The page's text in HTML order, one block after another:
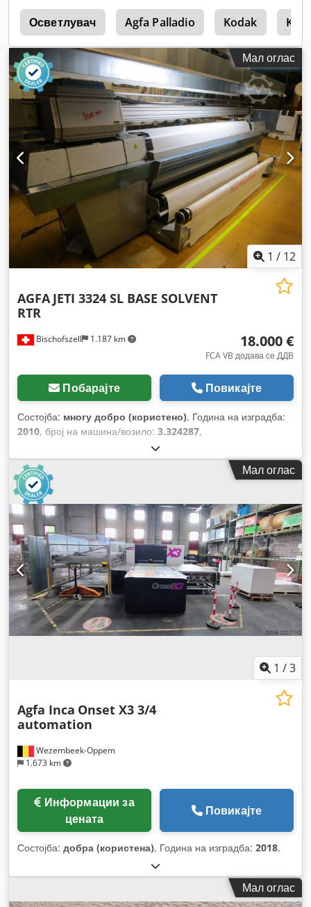
Осветлувач Agfa Palladio Kodak
Мал оглас
1 / 12
Bischofszell 1.187 km
AGFA JETI 3324 SL BASE SOLVENT
RTR
18.000 €
FCA VB додава се ДДВ
Побарајте Повикајте
Состојба: многу добро (користено), Година на изградба:
2010, број на машина/возило: 3.324287,
Мал оглас
1 /3
Wezembeek-Oppem
1.673 km
Agfa Inca Onset X3 3/4
automation
цената
Повикајте
Состојба: добра (користена), Година на изградба: 2018,
Мал оглас